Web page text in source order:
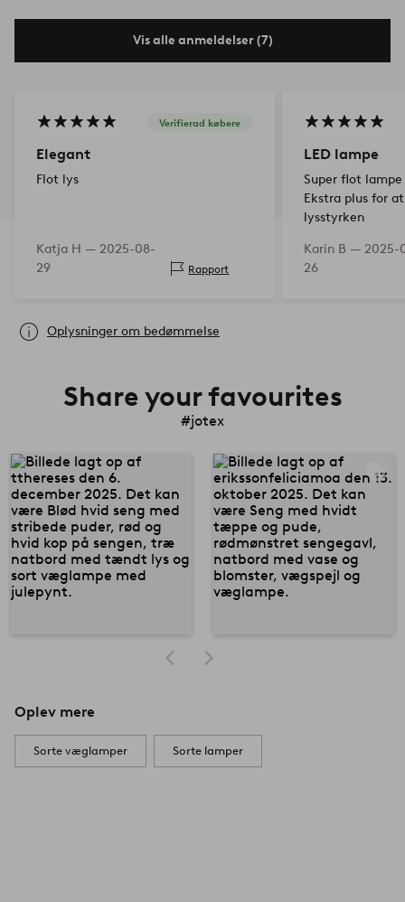
Vis alle anmeldelser (7)
Verifierad købere
Elegant
Flot lys
Katja H — 2025-08-
29
Rapport
LED lampe
Super flot
Ekstra plus for
lysstyrken
Karin B — 2025-
26
Oplysninger om bedømmelse
Share your favourites
#jotex
Oplev mere
Sorte væglamper Sorte lamper